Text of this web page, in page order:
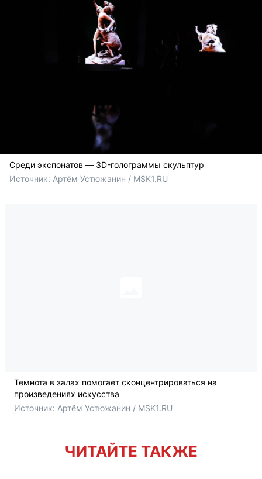
Среди экспонатов — 3D-голограммы скульптур
Источник: Артём Устюжанин / MSK1.RU
Темнота в залах помогает сконцентрироваться на
произведениях искусства
Источник: Артём Устюжанин / MSK1.RU
ЧИТАЙТЕ ТАКЖЕ